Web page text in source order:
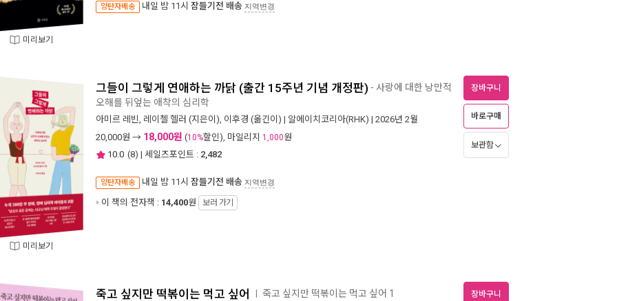
미리보기
양탄자배송 내일 밤 11시 잠들기전 배송 지역변경
미리보기
그들이 그렇게 연애하는 까닭 (출간 15주년 기념 개정판) - 사랑에 대한 낭만적
오해를 뒤엎는 애착의 심리학
아미르 레빈, 레이첼 헬러 (지은이), 이후경 (옮긴이) | 알에이치코리아(RHK) | 2026년 2월
20,000원 → 18,000원 (10%할인), 마일리지 1,000원
10.0 (8) | 세일즈포인트 : 2,482
양탄자배송 내일 밤 11시 잠들기전 배송 지역변경
이 책의 전자책 : 14,400원 보러 가기
장바구니
바로구매
보관함
죽고 싶지만 떡볶이는 먹고 싶어 죽고 싶지만 떡볶이는 먹고 싶어 1 장바구니